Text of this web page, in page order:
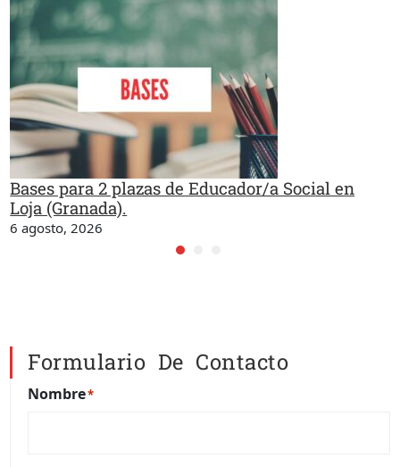
Bases para 2 plazas de Educador/a Social en
Loja (Granada).
6 agosto, 2026
Formulario De Contacto
Nombre*